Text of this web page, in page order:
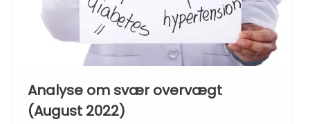
Analyse om svær overvægt
(August 2022)